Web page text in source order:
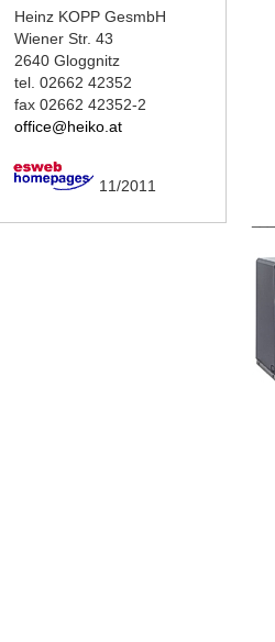
Heinz KOPP GesmbH
Wiener Str. 43
2640 Gloggnitz
tel. 02662 42352
fax 02662 42352-2
office@heiko.at
11/2011